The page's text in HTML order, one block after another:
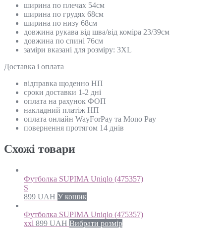
ширина по плечах 54см
ширина по грудях 68см
ширина по низу 68см
довжина рукава від шва/від коміра 23/39см
довжина по спині 76см
заміри вказані для розміру: 3XL
Доставка і оплата
відправка щоденно НП
сроки доставки 1-2 дні
оплата на рахунок ФОП
накладний платіж НП
оплата онлайн WayForPay та Mono Pay
повернення протягом 14 днів
Схожi товари
Футболка SUPIMA Uniqlo (475357)
S
899 UAH У кошик
Футболка SUPIMA Uniqlo (475357)
xxl 899 UAH Вибрати розмір